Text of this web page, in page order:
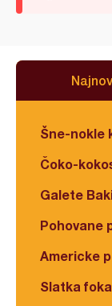
Šne-nokle
Čoko-
Galete
Pohovane
Americke
Slatka